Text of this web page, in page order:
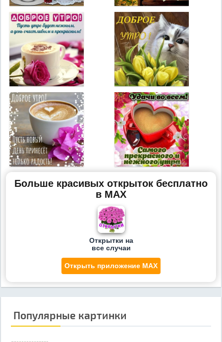
Больше красивых открыток бесплатно
в MAX
Открытки на
все случаи
Открыть приложение MAX
Популярные картинки